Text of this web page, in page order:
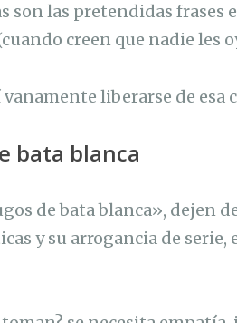
son las pretendidas
creen que nadie les
liberarse de esa
bata blanca
de bata blanca», dejen
y su arrogancia de serie,